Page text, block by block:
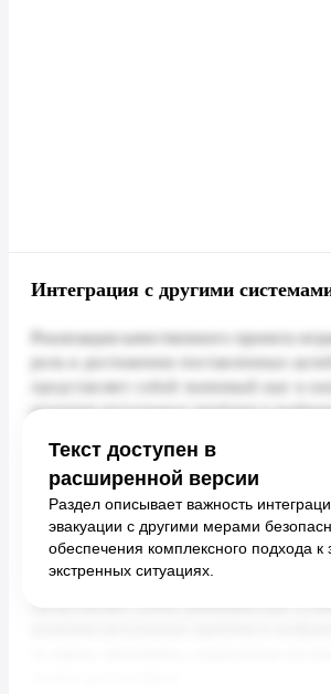
Интеграция с другими
Текст доступен в
расширенной версии
Раздел описывает важность
эвакуации с другими мерами
обеспечения комплексного подхода
экстренных ситуациях.